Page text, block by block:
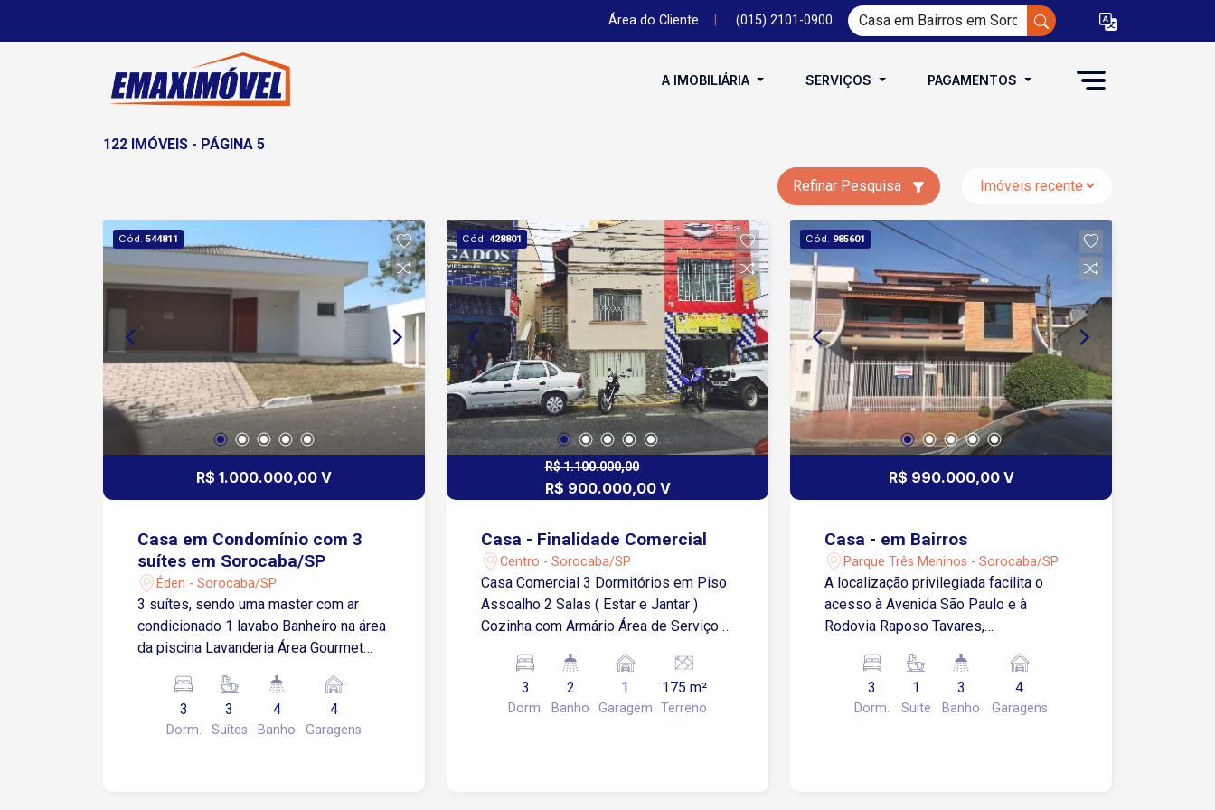
Área do Cliente (015) 2101-0900
A IMOBILIÁRIA SERVIÇOS PAGAMENTOS
122 IMÓVEIS - PÁGINA 5
Refinar Pesquisa
Cód. 544811
R$ 1.000.000,00 V
Casa em Condomínio com 3
suítes em Sorocaba/SP
Éden - Sorocaba/SP
3 suítes, sendo uma master com ar
condicionado 1 lavabo Banheiro na área
da piscina Lavanderia Área Gourmet
com fogão, forno e armários embutidos
Garagem para 4 veículos (2 cobertos)
Condomínio: 3 piscinas Sauna
3
Dorm.
3
Suítes
4
Banho
4
Garagens
Cód. 428801
R$ 1.100.000,00
R$ 900.000,00 V
Casa - Finalidade Comercial
Centro - Sorocaba/SP
Casa Comercial 3 Dormitórios em Piso
Assoalho 2 Salas ( Estar e Jantar )
Cozinha com Armário Área de Serviço 1
Estuda Imovel no Centro até 400 Mil
como Parte de Pagamento
3
Dorm.
2
Banho
1
Garagem
175 m²
Terreno
Cód. 985601
R$ 990.000,00 V
Casa - em Bairros
Parque Três Meninos - Sorocaba/SP
A localização privilegiada facilita o
acesso à Avenida São Paulo e à
Rodovia Raposo Tavares,
praticidade no deslocamento diário.
Desfrute do conforto e da praticidade
nesta casa espaçosa, localizada em
3
Dorm.
1
Suite
3
Banho
4
Garagens